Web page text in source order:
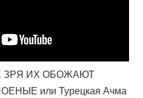
ЗРЯ ИХ ОБОЖАЮТ
или Турецкая Ачма